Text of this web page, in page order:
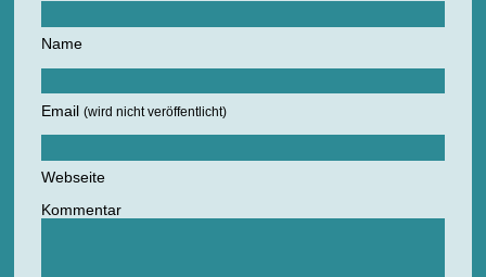
Name
Email (wird nicht veröffentlicht)
Webseite
Kommentar